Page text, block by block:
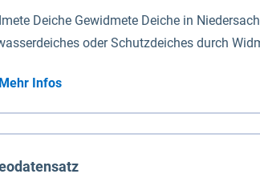
Deiche Gewidmete Deiche in
oder Schutzdeiches durch
Deiche gelten die Bestimmungen des
Sperrwerke Sperrwerke sind Bauwerke mit Sperrvorrichtungen in Tidegewässern, die dem
eines Gebietes vor erhöhten Tiden, vor
Art erhält die Eigenschaft eines
Mehr Infos